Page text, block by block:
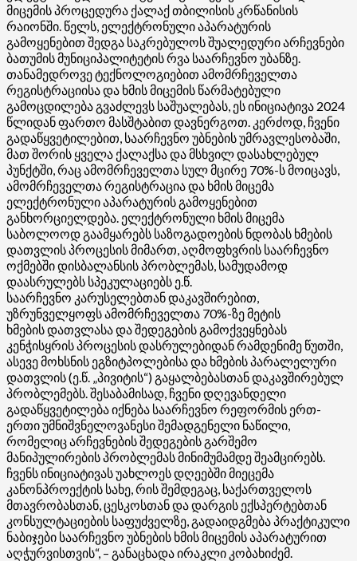
მიცემის პროცედურა ქალაქ თბილისის კრწანისის
რაიონში. წელს, ელექტრონული აპარატურის
გამოყენებით შედგა საკრებულოს შუალედური არჩევნები
ბათუმის მუნიციპალიტეტის რვა საარჩევნო უბანზე.
თანამედროვე ტექნოლოგიებით ამომრჩეველთა
რეგისტრაციისა და ხმის მიცემის წარმატებული
გამოცდილება გვაძლევს საშუალებას, ეს ინიციატივა 2024
წლიდან ფართო მასშტაბით დავნერგოთ. კერძოდ, ჩვენი
გადაწყვეტილებით, საარჩევნო უბნების უმრავლესობაში,
მათ შორის ყველა ქალაქსა და მსხვილ დასახლებულ
პუნქტში, რაც ამომრჩეველთა სულ მცირე 70%-ს მოიცავს,
ამომრჩეველთა რეგისტრაცია და ხმის მიცემა
ელექტრონული აპარატურის გამოყენებით
განხორციელდება. ელექტრონული ხმის მიცემა
საბოლოოდ გაამყარებს საზოგადოების ნდობას ხმების
დათვლის პროცესის მიმართ, აღმოფხვრის საარჩევნო
ოქმებში დისბალანსის პრობლემას, სამუდამოდ
დაასრულებს სპეკულაციებს ე.წ.
საარჩევნო კარუსელებთანდაკავშირებით,
უზრუნველყოფს ამომრჩეველთა 70%-ზე მეტის
ხმებისდათვლასადა შედეგების გამოქვეყნებას
კენჭისყრის პროცესის დასრულებიდან რამდენიმე წუთში,
ასევე მოხსნის ეგზიტპოლებისა და ხმების პარალელური
დათვლის (ე.წ. „პივიტის“) გაყალბებასთან დაკავშირებულ
პრობლემებს. შესაბამისად, ჩვენი დღევანდელი
გადაწყვეტილება იქნება საარჩევნო რეფორმის ერთ-
ერთი უმნიშვნელოვანესი შემადგენელი ნაწილი,
რომელიც არჩევნების შედეგების გარშემო
მანიპულირების პრობლემას მინიმუმამდე შეამცირებს.
ჩვენს ინიციატივას უახლოეს დღეებში მიეცემა
კანონპროექტის სახე, რის შემდეგაც, საქართველოს
მთავრობასთან,ცესკოსთანდა დარგის ექსპერტებთან
კონსულტაციების საფუძველზე, გადაიდგმება პრაქტიკული
ნაბიჯები საარჩევნო უბნების ხმის მიცემის აპარატურით
აღჭურვისთვის“, – განაცხადა ირაკლი კობახიძემ.